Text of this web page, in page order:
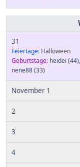
31
Feiertage: Halloween
Geburtstage: heidei (44),
nene88(33)
November 1
2
3
4